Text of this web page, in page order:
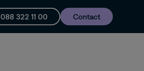
088 322 11 00 Contact
Vacatures